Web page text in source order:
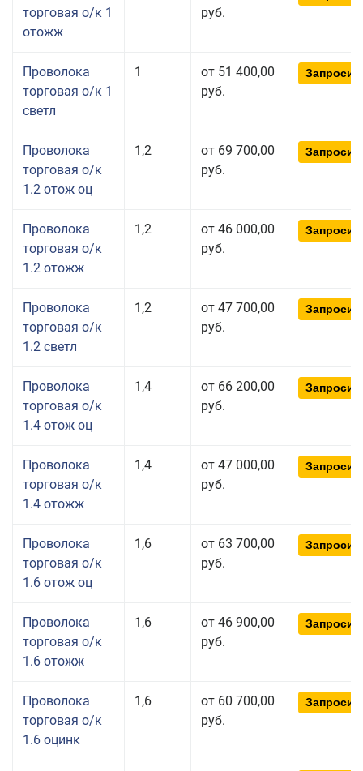
торговая о/к 1
отожж
руб.
Проволока
торговая о/к 1
светл
1
от 51 400,00
руб.
Проволока
торговая о/к
1.2 отож оц
1,2
от 69 700,00
руб.
Проволока
торговая о/к
1.2 отожж
1,2
от 46 000,00
руб.
Проволока
торговая о/к
1.2 светл
1,2
от 47 700,00
руб.
Проволока
торговая о/к
1.4 отож оц
1,4
от 66 200,00
руб.
Проволока
торговая о/к
1.4 отожж
1,4
от 47 000,00
руб.
Проволока
торговая о/к
1.6 отож оц
1,6
от 63 700,00
руб.
Проволока
торговая о/к
1.6 отожж
1,6
от 46 900,00
руб.
Проволока
торговая о/к
1.6 оцинк
1,6
от 60 700,00
руб.